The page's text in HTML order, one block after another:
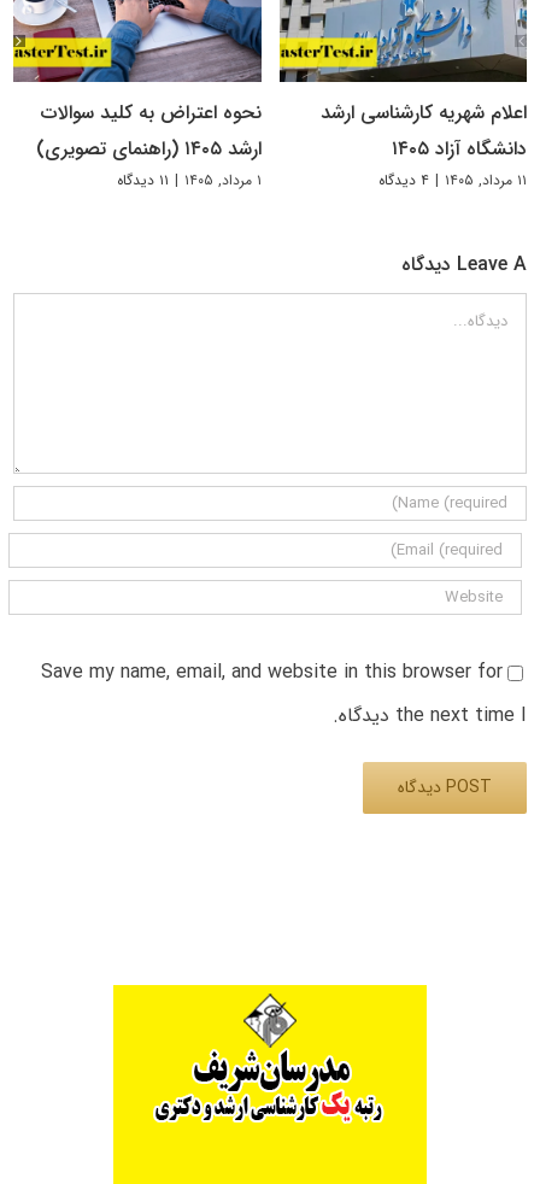
اعلام شهریه کارشناسی ارشد
دانشگاه آزاد ۱۴۰۵
۱۱ مرداد, ۱۴۰۵ | ۴ دیدگاه
نحوه اعتراض به کلید سوالات
ارشد ۱۴۰۵ (راهنمای تصویری)
۱ مرداد, ۱۴۰۵ | ۱۱ دیدگاه
Leave A دیدگاه
دیدگاه
Save my name, email, and website in this browser for
the next time I دیدگاه.